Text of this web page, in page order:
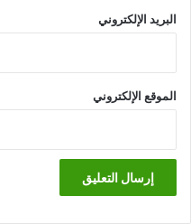
البريد الإلكتروني
الموقع الإلكتروني